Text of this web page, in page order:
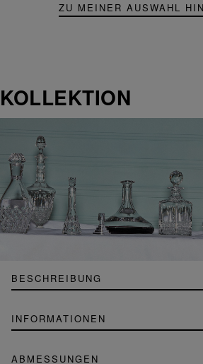
ZU MEINER AUSWAHL
KOLLEKTION
BESCHREIBUNG
INFORMATIONEN
ABMESSUNGEN